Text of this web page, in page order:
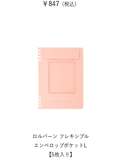
￥847 （税込）
ロルバーン フレキシブル
エンベロップポケットL
【5枚入り】